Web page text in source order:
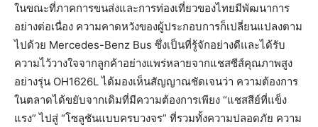
ในขณะที่ภาคการขนส่งและการท่องเที่ยวของไทยมีพัฒนาการ
อย่างต่อเนื่อง ความคาดหวังของผู้ประกอบการก็เปลี่ยนแปลงตาม
ไปด้วย Mercedes-Benz Bus ซึ่งเป็นที่รู้จักอย่างดีและได้รับ
ความไว้วางใจจากลูกค้าอย่างแพร่หลายจากแชสซีส์คุณภาพสูง
อย่างรุ่น OH1626L ได้มองเห็นสัญญาณชัดเจนว่า ความต้องการ
ในตลาดได้ขยับจากเดิมที่มีความต้องการเพียง “แชสสีย์ที่แข็ง
แรง” ไปสู่ “โซลูชันแบบครบวงจร” ที่รวมทั้งความปลอดภัย ความ